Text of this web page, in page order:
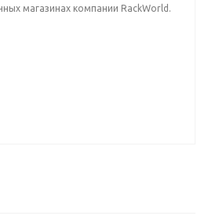
магазинах компании RackWorld.